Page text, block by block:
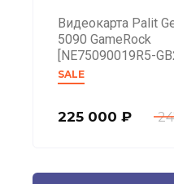
Видеокарта Palit
5090 GameRock
[NE75090019R5-
SALE
225 000 ₽